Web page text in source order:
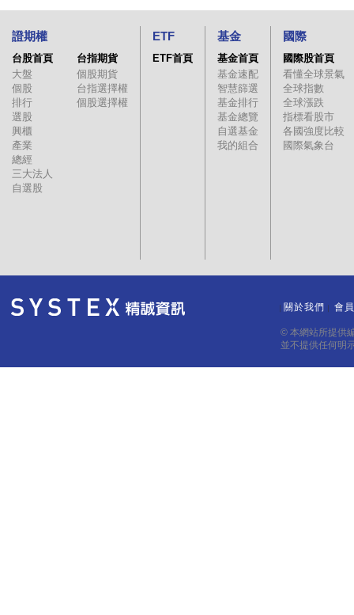
證期權
台股首頁
大盤
個股
排行
選股
興櫃
產業
總經
三大法人
自選股
台指期貨
個股期貨
台指選擇權
個股選擇權
ETF
ETF首頁
基金
基金首頁
基金速配
智慧篩選
基金排行
基金總覽
自選基金
我的組合
國際
國際股首頁
看懂全球景氣
全球指數
全球漲跌
指標看股市
各國強度比較
國際氣象台
關於我們 會
© 本網站所提供
並不提供任何明